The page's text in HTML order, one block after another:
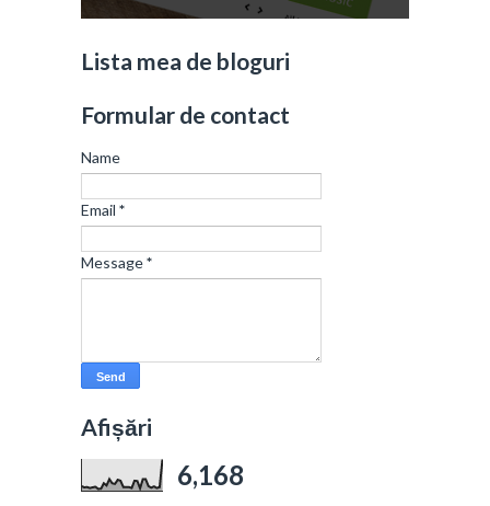
Lista mea de bloguri
Formular de contact
Name
Email *
Message*
Afișări
6,168